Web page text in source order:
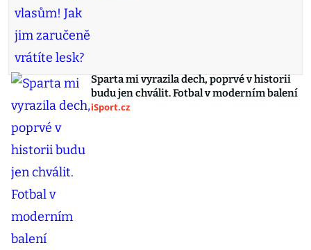
Sparta mi vyrazila dech, poprvé v historii
budu jen chválit. Fotbal v moderním balení
iSport.cz